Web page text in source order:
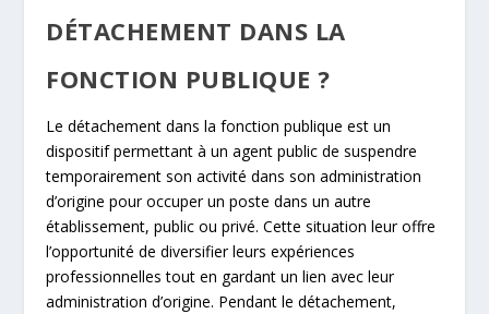
DÉTACHEMENT DANS LA
FONCTION PUBLIQUE ?
Le détachement dans la fonction publique est un
dispositif permettant à un agent public de suspendre
temporairement son activité dans son administration
d’origine pour occuper un poste dans un autre
établissement, public ou privé. Cette situation leur offre
l’opportunité de diversifier leurs expériences
professionnelles tout en gardant un lien avec leur
administration d’origine. Pendant le détachement,